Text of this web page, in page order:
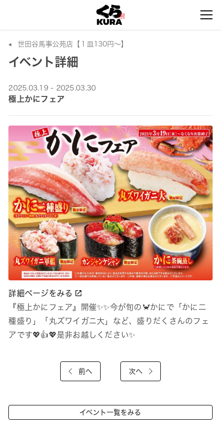
世田谷馬事公苑店【１皿130円～】
イベント詳細
2025.03.19 - 2025.03.30
極上かにフェア
詳細ページをみる
『極上かにフェア』開催✨✨今が旬の🦀かにで「かに二
種盛り」「丸ズワイガニ大」など、盛りだくさんのフェ
アです💖👍💖是非お越しください✨
前へ 次へ
イベント一覧をみる